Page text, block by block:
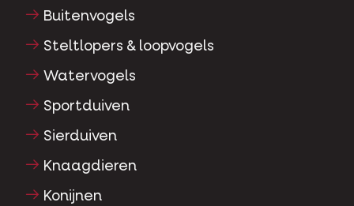
Buitenvogels
Steltlopers & loopvogels
Watervogels
Sportduiven
Sierduiven
Knaagdieren
Konijnen